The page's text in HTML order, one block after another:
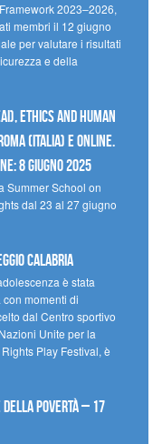
2023–2026,
membri il 12 giugno
per valutare i risultati
e della
Ethics and Human
(Italia) e online.
8 giugno 2025
Summer School on
dal 23 al 27 giugno
Calabria
è stata
momenti di
dal Centro sportivo
Unite per la
Play Festival, è
della povertà – 17